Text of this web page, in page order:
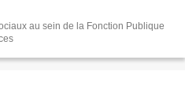
au sein de la Fonction Publique